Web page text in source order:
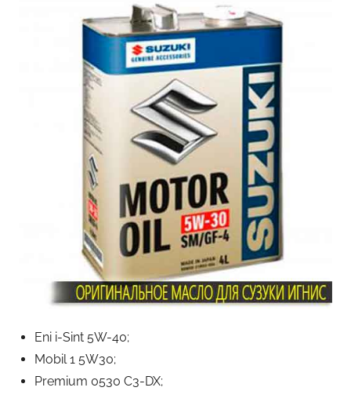
Eni i-Sint 5W-40;
Mobil 1 5W30;
Premium 0530 C3-DX;